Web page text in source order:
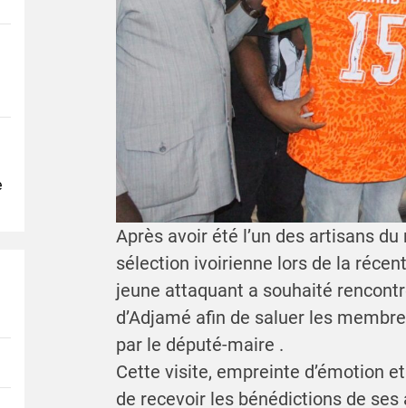
Après avoir été l’un des artisans
sélection ivoirienne lors de la
jeune attaquant a souhaité
d’Adjamé afin de saluer les
par le député-maire .
Cette visite, empreinte d’émotion
de recevoir les bénédictions de